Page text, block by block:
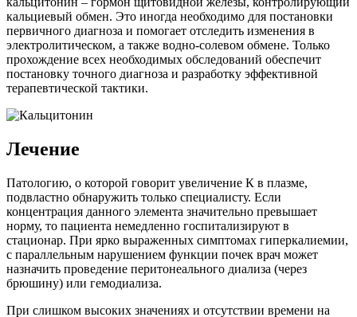
кальциевый обмен. Это иногда необходимо для постановки
первичного диагноза и помогает отследить изменения в
электролитическом, а также водно-солевом обмене. Только
прохождение всех необходимых обследований обеспечит
постановку точного диагноза и разработку эффективной
терапевтической тактики.
Лечение
Патологию, о которой говорит увеличение К в плазме,
подвластно обнаружить только специалисту. Если
концентрация данного элемента значительно превышает
норму, то пациента немедленно госпитализируют в
стационар. При ярко выраженных симптомах гиперкалиемии,
с параллельным нарушением функции почек врач может
назначить проведение перитонеального диализа (через
брюшину) или гемодиализа.
При слишком высоких значениях и отсутствии времени на